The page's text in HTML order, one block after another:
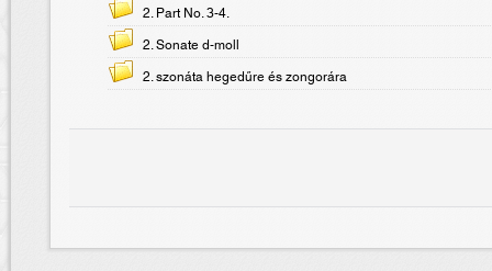
2. Part No. 3-4.
2. Sonate d-moll
2. szonáta hegedűre és zongorára